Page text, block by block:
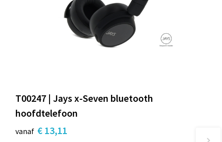
T00247 | Jays x-Seven bluetooth
hoofdtelefoon
vanaf € 13,11